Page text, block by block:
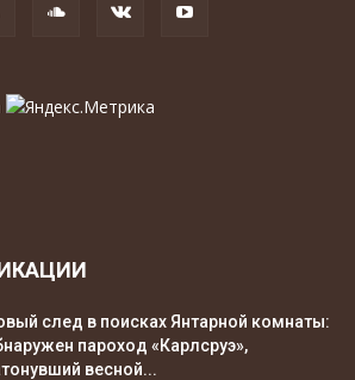
след в поисках Янтарной комнаты:
пароход «Карлсруэ»,
весной...